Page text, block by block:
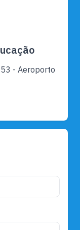
- Aeroporto